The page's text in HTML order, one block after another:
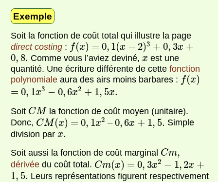
Exemple
Soit la fonction de coût total qui illustre la page
direct costing : f(x)
f(x ) =
= 0, 1(x − 2)3
0,1(x−2)3 +
+ 0, 3x
0 3x +
+
0, 8.
0 8. Comme vous l’aviez deviné, x
x est une
quantité. Une écriture différente de cettefonction
polynomiale aura des airs moins barbares : f(x)
f(x)
=
= 0, 1x3
0,1x3− 0,6x2
0,6x2+
+ 1, 5x.
1 5x
Soit CM
CM
la fonction de coût moyen (unitaire).
Donc, CM (x)
CM(x) =
= 0, 1x2
0, 1x2–
–0,6x
0 6x +
+ 1, 5.
1, 5.
Simple
division parx.
x.
Soit aussi la fonction de coût marginal Cm,
Cm
dérivée du coût total. Cm(x)
Cm (x ) =
= 0, 3x2
0,3x2− 1, 2x
1 2x +
+
1, 5.
1 5.
Leurs représentations figurent respectivement